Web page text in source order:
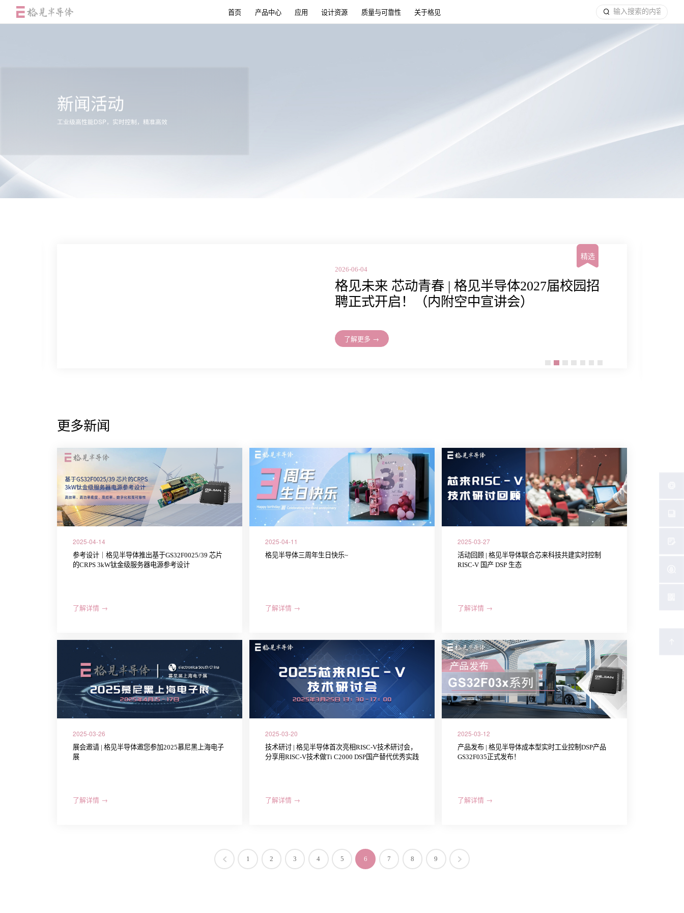
首页 产品中心 应用 设计资源 质量与可靠性 关于格见
产品中心
应用
设计资源
新闻活动
工业级高性能DSP，实时控制，精准高效
精选
2026-06-04
格见未来 芯动青春 | 格见半导体2027届校园招
聘正式开启！（内附空中宣讲会）
了解更多 →
更多新闻
2025-04-14
参考设计｜格见半导体推出基于GS32F0025/39 芯片
的CRPS 3kW钛金级服务器电源参考设计
了解详情 →
2025-04-11
格见半导体三周年生日快乐~
了解详情 →
2025-03-27
活动回顾 | 格见半导体联合芯来科技共建实时控制
RISC-V 国产 DSP 生态
了解详情 →
2025-03-26
展会邀请 | 格见半导体邀您参加2025慕尼黑上海电子
展
了解详情 →
2025-03-20
技术研讨 | 格见半导体首次亮相RISC-V技术研讨会，
分享用RISC-V技术做Ti C2000 DSP国产替代优秀实践
了解详情 →
2025-03-12
产品发布 | 格见半导体成本型实时工业控制DSP产品
GS32F035正式发布！
了解详情 →
1 2 3 4 5 6 7 8 9